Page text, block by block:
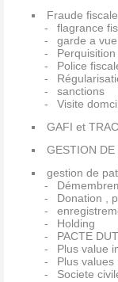
Fraude fiscale
flagrance
garde a
Perquisition
Police
sanctions
Visite
GAFI et
GESTION
gestion de
Donation ,
Holding
PACTE
Plus value
Plus values
Societe